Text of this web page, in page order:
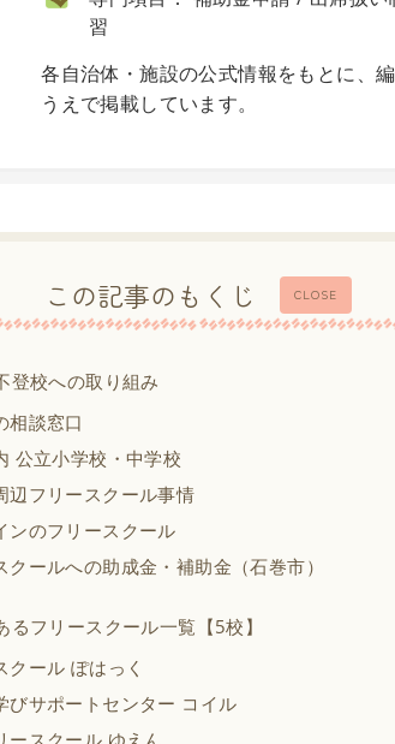
習
各自治体・施設の公式情報をもとに、
うえで掲載しています。
CLOSE
この記事のもくじ
登校への取り組み
相談窓口
公立小学校・中学校
辺フリースクール事情
ンのフリースクール
クールへの助成金・補助金（石巻市）
るフリースクール一覧【5校】
クール ぽはっく
びサポートセンター コイル
ースクール ゆえん